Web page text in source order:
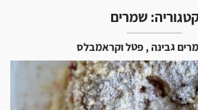
שמרים
גבינה , פטל וקראמבלס